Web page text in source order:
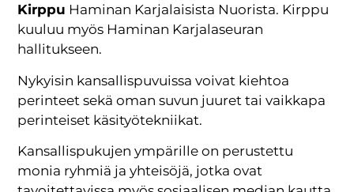
Kirppu Haminan Karjalaisista Nuorista. Kirppu
kuuluu myös Haminan Karjalaseuran
hallitukseen.
Nykyisin kansallispuvuissa voivat kiehtoa
perinteet sekä oman suvun juuret tai vaikkapa
perinteiset käsityötekniikat.
Kansallispukujen ympärille on perustettu
monia ryhmiä ja yhteisöjä, jotka ovat